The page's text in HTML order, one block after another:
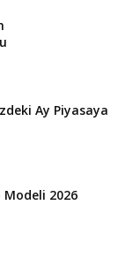
Ay Piyasaya
Modeli 2026